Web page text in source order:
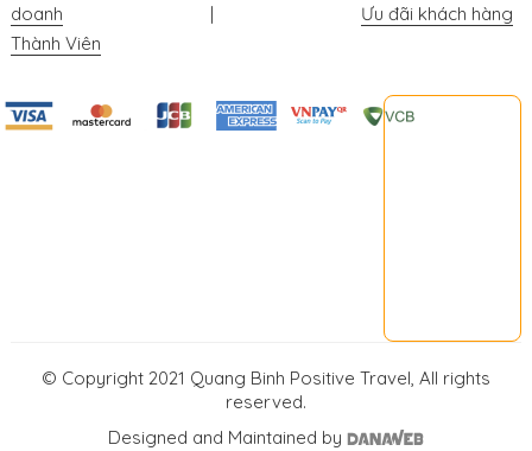
doanh
|
Ưu đãi khách hàng
Thành Viên
© Copyright 2021 Quang Binh Positive Travel, All rights
reserved.
Designed and Maintained by